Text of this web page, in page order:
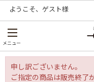
ようこそ、 ゲスト様
メニュー
申し訳ございません。
ご指定の商品は販売終了